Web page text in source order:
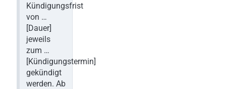
Kündigungsfrist
von …
[Dauer]
jeweils
zum …
[Kündigungstermin]
gekündigt
werden. Ab